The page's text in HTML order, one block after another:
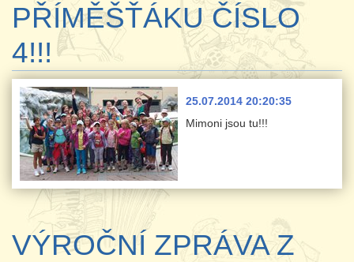
PŘÍMĚŠŤÁKU ČÍSLO
4!!!
25.07.2014 20:20:35
Mimoni jsou tu!!!
VÝROČNÍ ZPRÁVA Z